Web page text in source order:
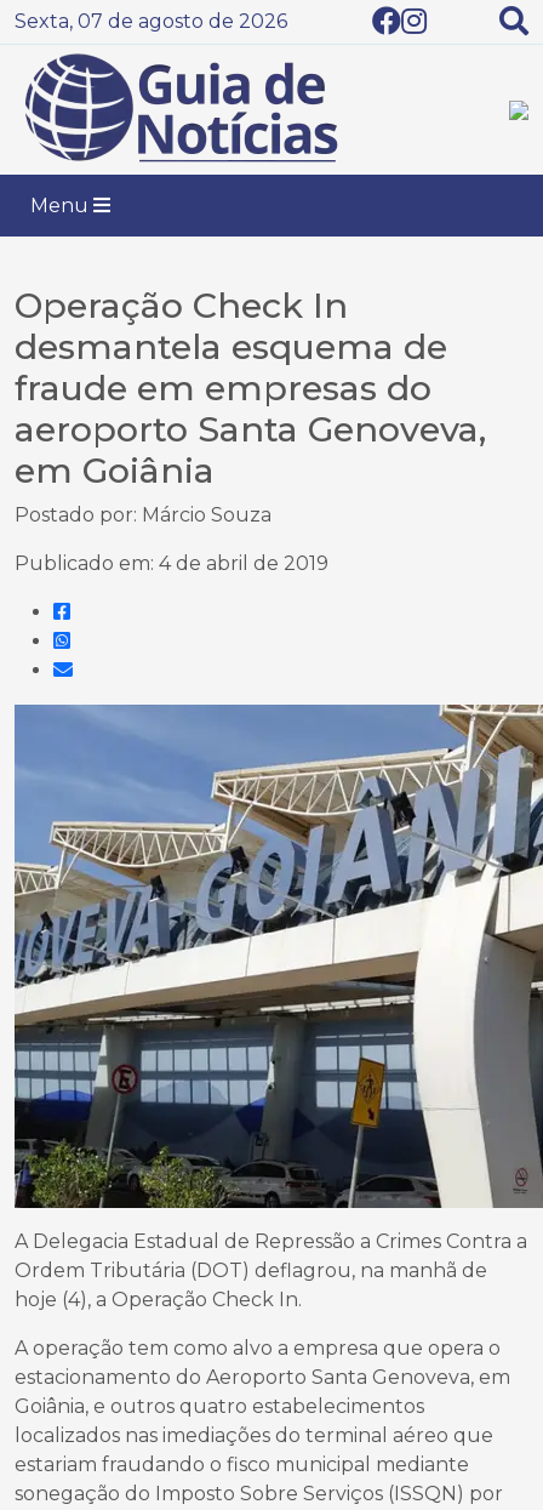
Sexta, 07 de agosto de 2026
Menu
Operação Check In
desmantela esquema de
fraude em empresas do
aeroporto Santa Genoveva,
em Goiânia
Postado por: Márcio Souza
Publicado em: 4 de abril de 2019
A Delegacia Estadual de Repressão a Crimes Contra a
Ordem Tributária (DOT) deflagrou, na manhã de
hoje (4), a Operação Check In.
A operação tem como alvo a empresa que opera o
estacionamento do Aeroporto Santa Genoveva, em
Goiânia, e outros quatro estabelecimentos
localizados nas imediações do terminal aéreo que
estariam fraudando o fisco municipal mediante
sonegação do Imposto Sobre Serviços (ISSQN) por